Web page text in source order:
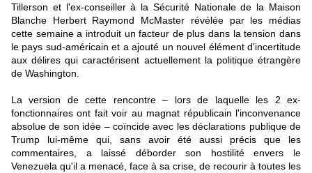
Tillerson et l'ex-conseiller à la Sécurité Nationale de la Maison
Blanche Herbert Raymond McMaster révélée par les médias
cette semaine a introduit un facteur de plus dans la tension dans
le pays sud-américain et a ajouté un nouvel élément d'incertitude
aux délires qui caractérisent actuellement la politique étrangère
de Washington.
La version de cette rencontre – lors de laquelle les 2 ex-
fonctionnaires ont fait voir au magnat républicain l'inconvenance
absolue de son idée – coïncide avec les déclarations publique de
Trump lui-même qui, sans avoir été aussi précis que les
commentaires, a laissé déborder son hostilité envers le
Venezuela qu'il a menacé, face à sa crise, de recourir à toutes les